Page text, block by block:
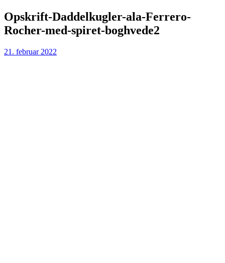
Skip
to
content
Opskrift-Daddelkugler-ala-Ferrero-
Rocher-med-spiret-boghvede2
21. februar 2022